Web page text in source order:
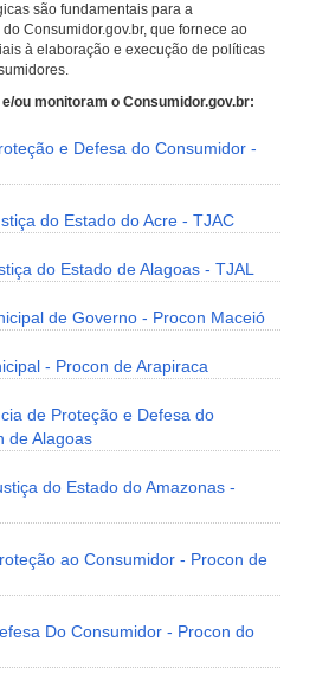
são fundamentais para a
Consumidor.gov.br, que fornece ao
à elaboração e execução de políticas
ou monitoram o Consumidor.gov.br:
e Defesa do Consumidor -
do Estado do Acre - TJAC
do Estado de Alagoas - TJAL
de Governo - Procon Maceió
- Procon de Arapiraca
de Proteção e Defesa do
de Alagoas
do Estado do Amazonas -
ao Consumidor - Procon de
Do Consumidor - Procon do